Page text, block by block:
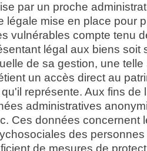
par un proche
légale mise en place pour
vulnérables compte tenu
légal aux biens soit
de sa gestion, une telle
un accès direct au
représente. Aux fins de
administratives
Ces données concernent
des
de mesures de